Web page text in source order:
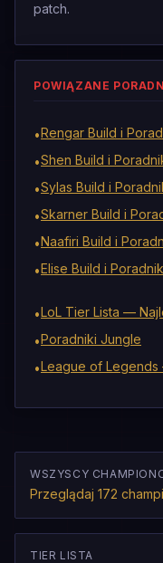
patch.
POWIĄZANE
•Rengar Build i
•Shen Build i
•Sylas Build i
•Skarner Build i
•Naafiri Build i
•Elise Build i Poradnik
•LoL Tier Lista —
•Poradniki Jungle
•League of
WSZYSCY
Przeglądaj 172
TIER LISTA